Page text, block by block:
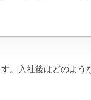
。入社後はどのよう